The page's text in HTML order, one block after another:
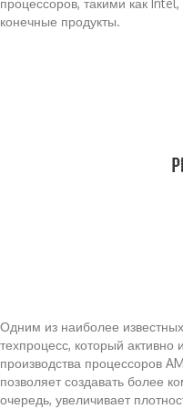
процессоров, такими как
конечные продукты.
Одним из наиболее
техпроцесс, который активно
производства процессоров
позволяет создавать более
очередь, увеличивает